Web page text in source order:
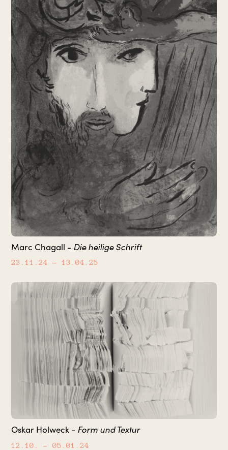
Marc Chagall - Die heilige Schrift
23.11.24 – 13.04.25
Oskar Holweck - Form und Textur
12.10. – 05.01.24